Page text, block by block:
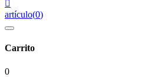

artículo(0)
Carrito
0